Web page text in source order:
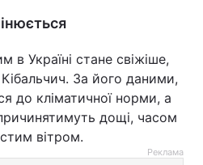
в Україні стане свіжіше,
За його даними,
до кліматичної норми, а
дощі, часом
вітром.
Реклама